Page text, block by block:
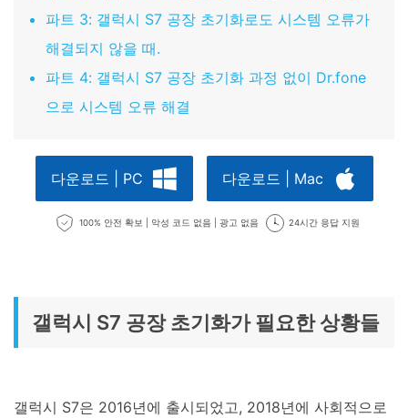
파트 3: 갤럭시 S7 공장 초기화로도 시스템 오류가
해결되지 않을 때.
파트 4: 갤럭시 S7 공장 초기화 과정 없이 Dr.fone
으로 시스템 오류 해결
다운로드 | PC 다운로드 | Mac
100% 안전 확보 | 악성 코드 없음 | 광고 없음 24시간 응답 지원
갤럭시 S7 공장 초기화가 필요한 상황들
갤럭시 S7은 2016년에 출시되었고, 2018년에 사회적으로